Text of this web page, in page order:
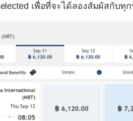
เพื่อที่จะได้ลองสัมผัสกับทุ